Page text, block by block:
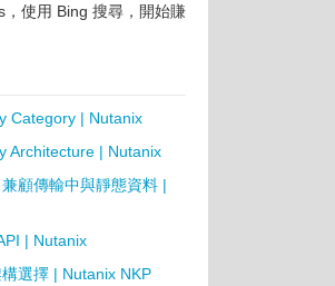
使用 Bing 搜尋，開始賺
Category | Nutanix
Architecture | Nutanix
顧傳輸中與靜態資料 |
| Nutanix
選擇 | Nutanix NKP